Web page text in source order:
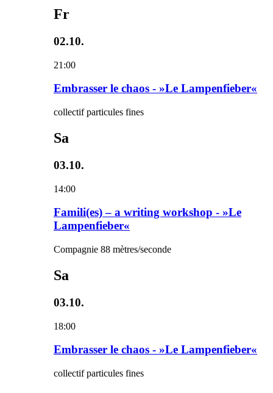
Fr
02.10.
21:00
Embrasser le chaos - »Le Lampenfieber«
collectif particules fines
Sa
03.10.
14:00
Famili(es) – a writing workshop - »Le
Lampenfieber«
Compagnie 88 mètres/seconde
Sa
03.10.
18:00
Embrasser le chaos - »Le Lampenfieber«
collectif particules fines